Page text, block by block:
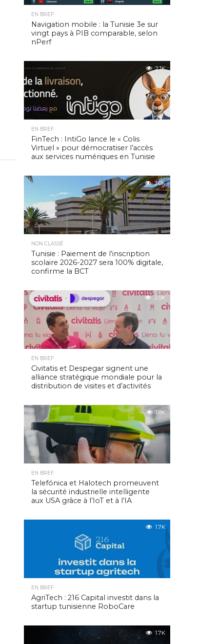
EN BREF
Navigation mobile : la Tunisie 3e sur
vingt pays à PIB comparable, selon
nPerf
2.1K
EN BREF
FinTech : IntiGo lance le « Colis
Virtuel » pour démocratiser l’accès
aux services numériques en Tunisie
2.0K
NON CLASSÉ
Tunisie : Paiement de l’inscription
scolaire 2026-2027 sera 100% digitale,
confirme la BCT
2.0K
EN BREF
Civitatis et Despegar signent une
alliance stratégique mondiale pour la
distribution de visites et d’activités
1.8K
EN BREF
Telefónica et Halotech promeuvent
la sécurité industrielle intelligente
aux USA grâce à l’IoT et à l’IA
1.7K
EN BREF
AgriTech : 216 Capital investit dans la
startup tunisienne RoboCare
1.7K